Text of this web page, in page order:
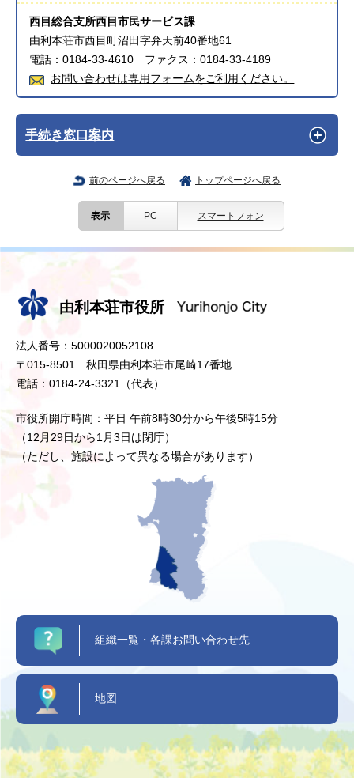
西目総合支所西目市民サービス課
由利本荘市西目町沼田字弁天前40番地61
電話：0184-33-4610 ファクス：0184-33-4189
お問い合わせは専用フォームをご利用ください。
手続き窓口案内
前のページへ戻る トップページへ戻る
表示 PC スマートフォン
由利本荘市役所
法人番号：5000020052108
〒015-8501 秋田県由利本荘市尾崎17番地
電話：0184-24-3321（代表）
市役所開庁時間：平日 午前8時30分から午後5時15分
（12月29日から1月3日は閉庁）
（ただし、施設によって異なる場合があります）
組織一覧・各課お問い合わせ先
地図